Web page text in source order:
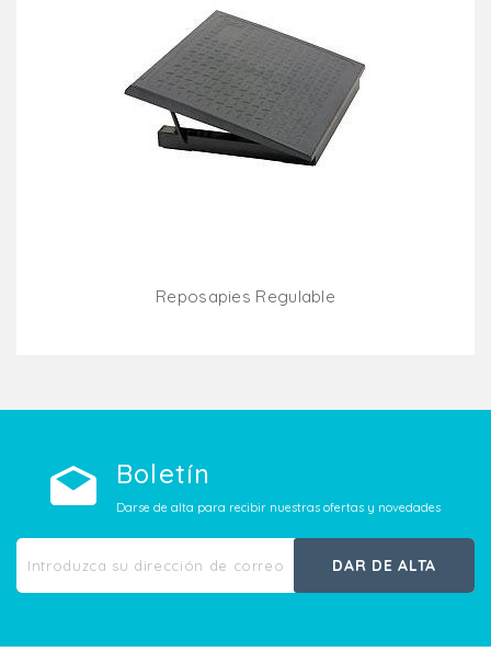
Reposapies Regulable
Boletín
Darse de alta para recibir nuestras ofertas y novedades
DAR DE ALTA